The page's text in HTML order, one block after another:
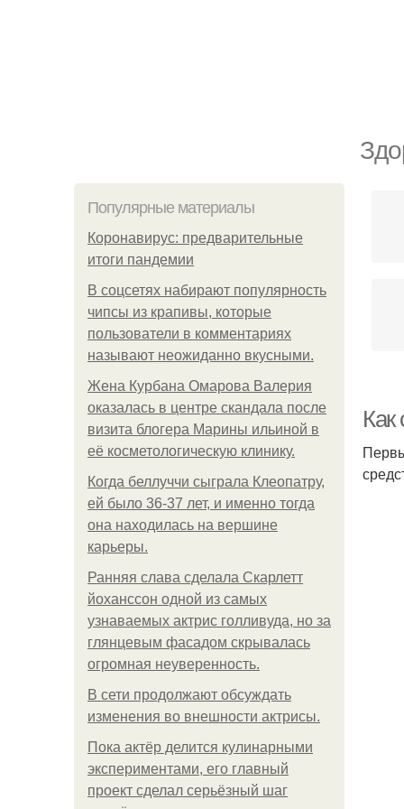
Популярные материалы
Коронавирус: предварительные
итоги пандемии
В соцсетях набирают популярность
чипсы из крапивы, которые
пользователи в комментариях
называют неожиданно вкусными.
Жена Курбана Омарова Валерия
оказалась в центре скандала после
визита блогера Марины ильиной в
её косметологическую клинику.
Когда беллуччи сыграла Клеопатру,
ей было 36-37 лет, и именно тогда
она находилась на вершине
карьеры.
Ранняя слава сделала Скарлетт
йоханссон одной из самых
узнаваемых актрис голливуда, но за
глянцевым фасадом скрывалась
огромная неуверенность.
В сети продолжают обсуждать
изменения во внешности актрисы.
Пока актёр делится кулинарными
экспериментами, его главный
проект сделал серьёзный шаг
Как